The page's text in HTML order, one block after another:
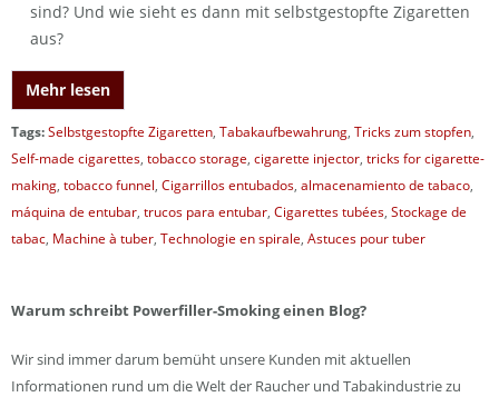
sind? Und wie sieht es dann mit selbstgestopfte Zigaretten
aus?
Mehr lesen
Tags:Selbstgestopfte Zigaretten, Tabakaufbewahrung, Tricks zum stopfen,
Self-made cigarettes, tobacco storage, cigarette injector, tricks for cigarette-
making, tobacco funnel, Cigarrillos entubados, almacenamiento de tabaco,
máquina de entubar, trucos para entubar, Cigarettes tubées, Stockage de
tabac, Machine à tuber, Technologie en spirale, Astuces pour tuber
Warum schreibt Powerfiller-Smoking einen Blog?
Wir sind immer darum bemüht unsere Kunden mit aktuellen
Informationen rund um die Welt der Raucher und Tabakindustrie zu